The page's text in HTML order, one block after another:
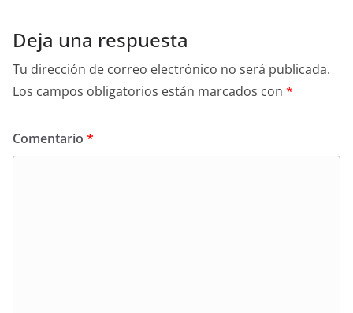
Deja una respuesta
Tu dirección de correo electrónico no será publicada.
Los campos obligatorios están marcados con *
Comentario *